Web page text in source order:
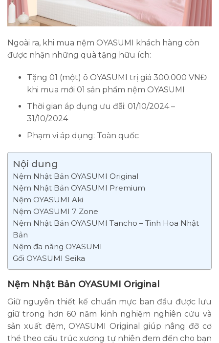
Ngoài ra, khi mua nệm OYASUMI khách hàng còn
được nhận những quà tặng hữu ích:
Tặng 01 (một) ô OYASUMI trị giá 300.000 VNĐ
khi mua mới 01 sản phẩm nệm OYASUMI
Thời gian áp dụng ưu đãi: 01/10/2024 –
31/10/2024
Phạm vi áp dụng: Toàn quốc
Nội dung
Nệm Nhật Bản OYASUMI Original
Nệm Nhật Bản OYASUMI Premium
Nệm OYASUMI Aki
Nệm OYASUMI 7 Zone
Nệm Nhật Bản OYASUMI Tancho – Tinh Hoa Nhật
Bản
Nệm đa năng OYASUMI
Gối OYASUMI Seika
Nệm Nhật Bản OYASUMI Original
Giữ nguyên thiết kế chuẩn mực ban đầu được lưu
giữ trong hơn 60 năm kinh nghiệm nghiên cứu và
sản xuất đệm, OYASUMI Original giúp nâng đỡ cơ
thể theo cấu trúc xương tự nhiên đem đến cho bạn